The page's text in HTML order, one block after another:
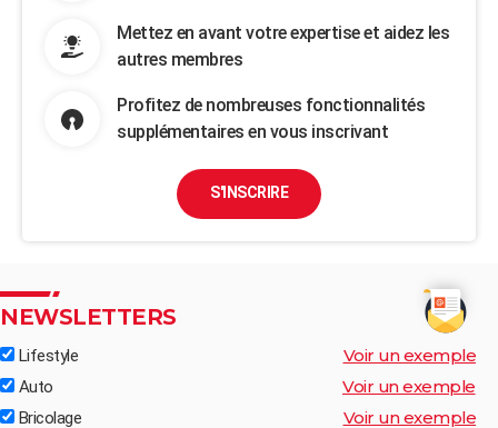
Mettez en avant votre expertise et aidez les
autres membres
Profitez de nombreuses fonctionnalités
supplémentaires en vous inscrivant
S'INSCRIRE
NEWSLETTERS
Lifestyle Voir un exemple
Auto Voir un exemple
Bricolage Voir un exemple